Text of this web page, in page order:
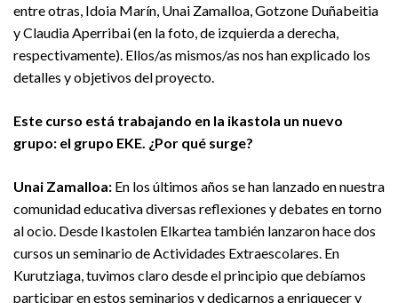
entre otras, Idoia Marín, Unai Zamalloa, Gotzone Duñabeitia
y Claudia Aperribai (en la foto, de izquierda a derecha,
respectivamente). Ellos/as mismos/as nos han explicado los
detalles y objetivos del proyecto.
Este curso está trabajando en la ikastola un nuevo
grupo: el grupo EKE. ¿Por qué surge?
Unai Zamalloa: En los últimos años se han lanzado en nuestra
comunidad educativa diversas reflexiones y debates en torno
al ocio. Desde Ikastolen Elkartea también lanzaron hace dos
cursos un seminario de Actividades Extraescolares. En
Kurutziaga, tuvimos claro desde el principio que debíamos
participar en estos seminarios y dedicarnos a enriquecer y